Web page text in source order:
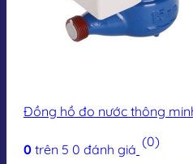
Đồng hồ đo nước thông
0 trên 5 0 đánh giá (0)